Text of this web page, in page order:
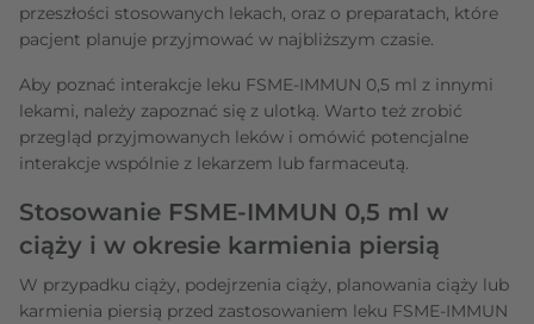
przeszłości stosowanych lekach, oraz o preparatach, które
pacjent planuje przyjmować w najbliższym czasie.
Aby poznać interakcje leku FSME-IMMUN 0,5 ml z innymi
lekami, należy zapoznać się z ulotką. Warto też zrobić
przegląd przyjmowanych leków i omówić potencjalne
interakcje wspólnie z lekarzem lub farmaceutą.
Stosowanie FSME-IMMUN 0,5 ml w
ciąży i w okresie karmienia piersią
W przypadku ciąży, podejrzenia ciąży, planowania ciąży lub
karmienia piersią przed zastosowaniem leku FSME-IMMUN